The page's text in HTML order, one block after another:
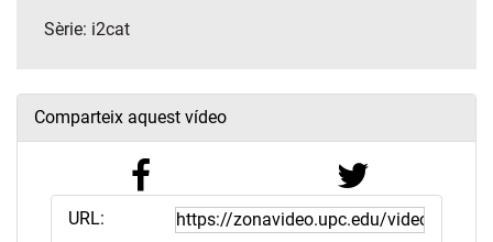
Sèrie: i2cat
Comparteix aquest vídeo
URL: